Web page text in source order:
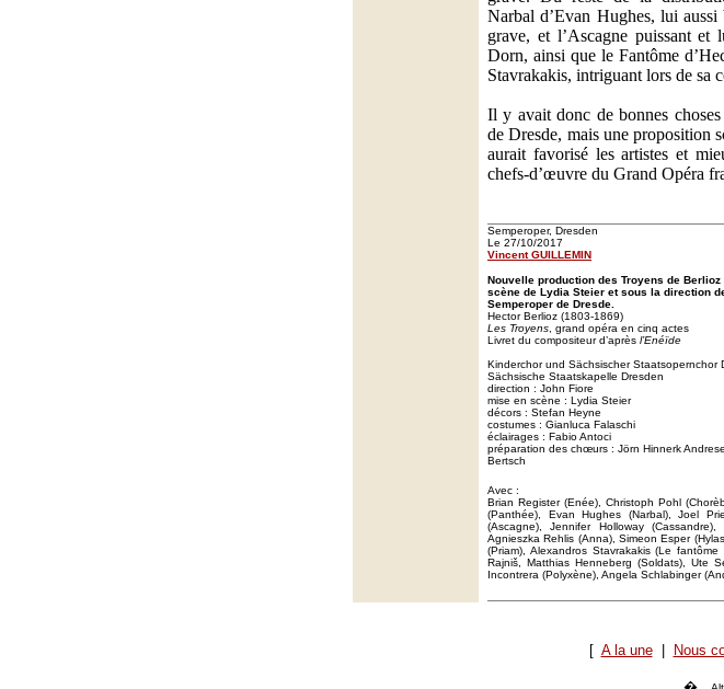
Narbal d’Evan Hughes, lui aussi
grave, et l’Ascagne puissant et
Dorn, ainsi que le Fantôme
Stavrakakis, intriguant lors de sa
Il y avait donc de bonnes choses
de Dresde, mais une proposition
aurait favorisé les artistes et
chefs-d’œuvre du Grand Opéra
Semperoper, Dresden
Le 27/10/2017
Vincent GUILLEMIN
Nouvelle production des Troyens de
scène de Lydia Steier et sous la direction
Semperoper de Dresde.
Hector Berlioz (1803-1869)
Les Troyens , grand opéra en cinq actes
Livret du compositeur d’après l’Enéïde
Kinderchor und Sächsischer Staatsopernchor
Sächsische Staatskapelle Dresden
direction : John Fiore
mise en scène : Lydia Steier
décors : Stefan Heyne
costumes : Gianluca Falaschi
éclairages : Fabio Antoci
préparation des chœurs : Jörn Hinnerk
Bertsch
Avec :
Brian Register (Enée), Christoph Pohl
(Panthée), Evan Hughes (Narbal), Joel
(Ascagne), Jennifer Holloway (Cassandre),
Agnieszka Rehlis (Anna), Simeon Esper
(Priam), Alexandros Stavrakakis (Le fantôme
Rajniš, Matthias Henneberg (Soldats), Ute
Incontrera (Polyxène), Angela Schlabinger
[ A la une| Nous